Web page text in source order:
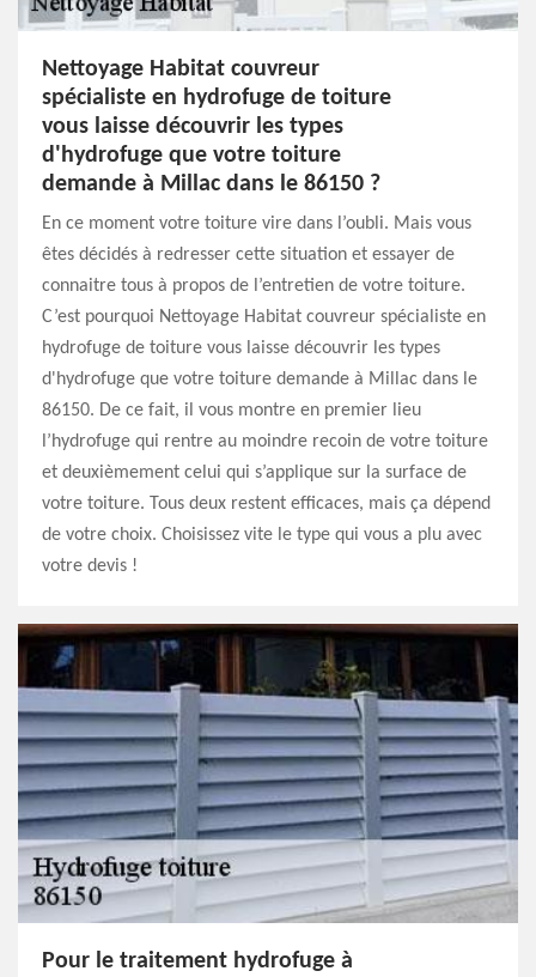
Nettoyage Habitat couvreur
spécialiste en hydrofuge de toiture
vous laisse découvrir les types
d'hydrofuge que votre toiture
demande à Millac dans le 86150 ?
En ce moment votre toiture vire dans l’oubli. Mais vous
êtes décidés à redresser cette situation et essayer de
connaitre tous à propos de l’entretien de votre toiture.
C’est pourquoi Nettoyage Habitat couvreur spécialiste en
hydrofuge de toiture vous laisse découvrir les types
d'hydrofuge que votre toiture demande à Millac dans le
86150. De ce fait, il vous montre en premier lieu
l’hydrofuge qui rentre au moindre recoin de votre toiture
et deuxièmement celui qui s’applique sur la surface de
votre toiture. Tous deux restent efficaces, mais ça dépend
de votre choix. Choisissez vite le type qui vous a plu avec
votre devis !
Pour le traitement hydrofuge à